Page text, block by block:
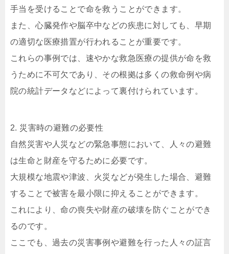
手当を受けることで命を救うことができます。
また、心臓発作や脳卒中などの疾患に対しても、早期
の適切な医療措置が行われることが重要です。
これらの事例では、速やかな救急医療の提供が命を救
うために不可欠であり、その根拠は多くの救命例や病
院の統計データなどによって裏付けられています。
2. 災害時の避難の必要性
自然災害や人災などの緊急事態において、人々の避難
は生命と財産を守るために必要です。
大規模な地震や津波、火災などが発生した場合、避難
することで被害を最小限に抑えることができます。
これにより、命の喪失や財産の破壊を防ぐことができ
るのです。
ここでも、過去の災害事例や避難を行った人々の証言